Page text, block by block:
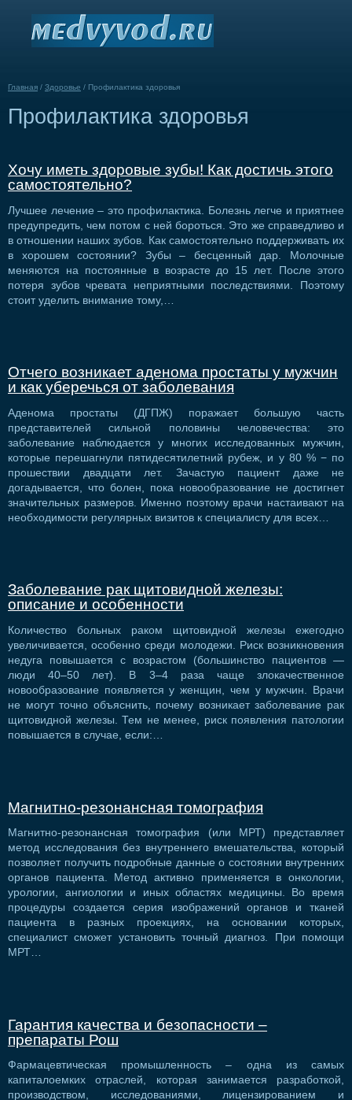
Главная / Здоровье / Профилактика здоровья
Профилактика здоровья
Хочу иметь здоровые зубы! Как достичь этого
самостоятельно?
Лучшее лечение – это профилактика. Болезнь легче и приятнее
предупредить, чем потом с ней бороться. Это же справедливо и
в отношении наших зубов. Как самостоятельно поддерживать их
в хорошем состоянии? Зубы – бесценный дар. Молочные
меняются на постоянные в возрасте до 15 лет. После этого
потеря зубов чревата неприятными последствиями. Поэтому
стоит уделить внимание тому,…
Отчего возникает аденома простаты у мужчин
и как уберечься от заболевания
Аденома простаты (ДГПЖ) поражает большую часть
представителей сильной половины человечества: это
заболевание наблюдается у многих исследованных мужчин,
которые перешагнули пятидесятилетний рубеж, и у 80 % − по
прошествии двадцати лет. Зачастую пациент даже не
догадывается, что болен, пока новообразование не достигнет
значительных размеров. Именно поэтому врачи настаивают на
необходимости регулярных визитов к специалисту для всех…
Заболевание рак щитовидной железы:
описание и особенности
Количество больных раком щитовидной железы ежегодно
увеличивается, особенно среди молодежи. Риск возникновения
недуга повышается с возрастом (большинство пациентов —
люди 40–50 лет). В 3–4 раза чаще злокачественное
новообразование появляется у женщин, чем у мужчин. Врачи
не могут точно объяснить, почему возникает заболевание рак
щитовидной железы. Тем не менее, риск появления патологии
повышается в случае, если:…
Магнитно-резонансная томография
Магнитно-резонансная томография (или МРТ) представляет
метод исследования без внутреннего вмешательства, который
позволяет получить подробные данные о состоянии внутренних
органов пациента. Метод активно применяется в онкологии,
урологии, ангиологии и иных областях медицины. Во время
процедуры создается серия изображений органов и тканей
пациента в разных проекциях, на основании которых,
специалист сможет установить точный диагноз. При помощи
МРТ…
Гарантия качества и безопасности –
препараты Рош
Фармацевтическая промышленность – одна из самых
капиталоемких отраслей, которая занимается разработкой,
производством, исследованиями, лицензированием и